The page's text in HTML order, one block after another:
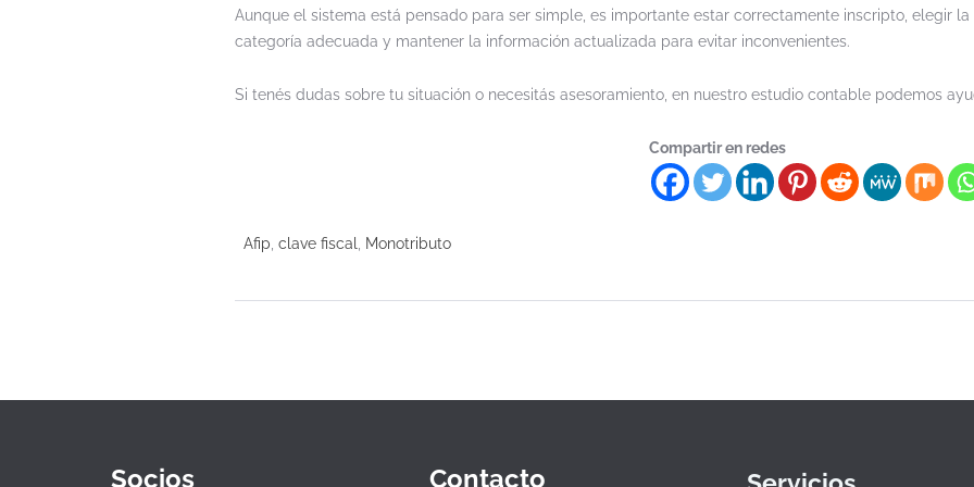
Aunque el sistema está pensado para ser simple, es importante estar correctamente inscripto, elegir la
categoría adecuada y mantener la información actualizada para evitar inconvenientes.
Si tenés dudas sobre tu situación o necesitás asesoramiento, en nuestro estudio contable podemos
Compartir en redes
Afip clave fiscal Monotributo
Socios Contacto